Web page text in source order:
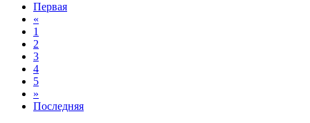
Первая
«
1
2
3
4
5
»
Последняя